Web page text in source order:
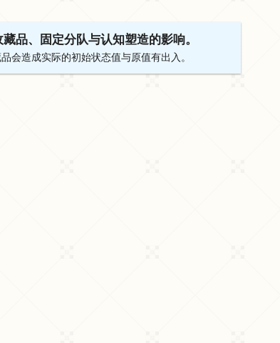
品、固定分队与认知塑造的影响。
会造成实际的初始状态值与原值有出入。